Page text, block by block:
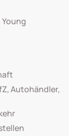
Autohändler,